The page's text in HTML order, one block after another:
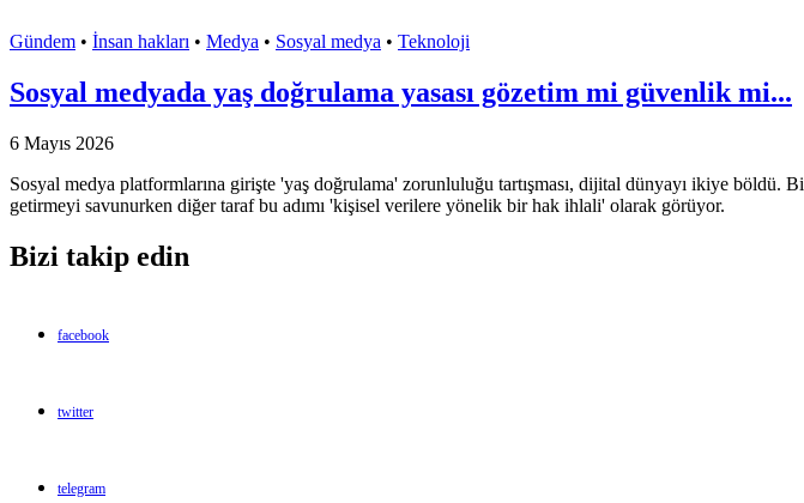
Gündem • İnsan hakları • Medya • Sosyal medya • Teknoloji
Sosyal medyada yaş doğrulama yasası gözetim mi güvenlik mi...
6 Mayıs 2026
Sosyal medya platformlarına girişte 'yaş doğrulama' zorunluluğu tartışması, dijital dünyayı ikiye böldü.
getirmeyi savunurken diğer taraf bu adımı 'kişisel verilere yönelik bir hak ihlali' olarak görüyor.
Bizi takip edin
facebook
twitter
telegram